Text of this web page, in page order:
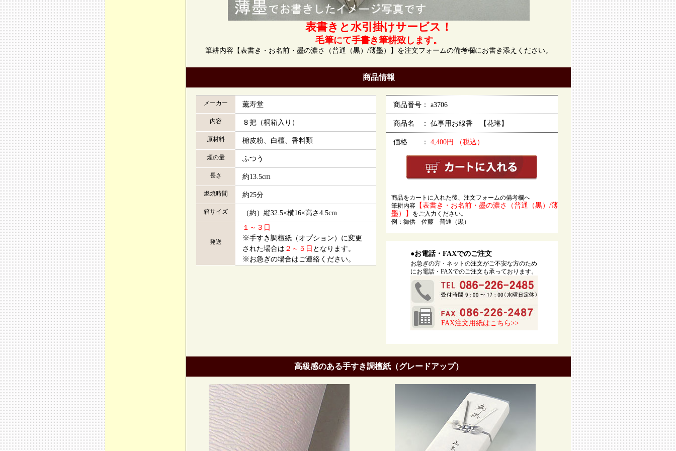
表書きと水引掛けサービス！
毛筆にて手書き筆耕致します。
筆耕内容【表書き・お名前・墨の濃さ（普通（黒）/薄墨）】を注文フォームの備考欄にお書き添えください。
商品情報
メーカー 薫寿堂
内容 ８把（桐箱入り）
原材料 椨皮粉、白檀、香料類
煙の量 ふつう
長さ 約13.5cm
燃焼時間 約25分
箱サイズ （約）縦32.5×横16×高さ4.5cm
発送
１～３日
※手すき調檀紙（オプション）に変更
された場合は ２～５日 となります。
※お急ぎの場合はご連絡ください。
商品番号： a3706
商品名 ： 仏事用お線香 【花琳】
価格 ： 4,400円 （税込）
商品をカートに入れた後、注文フォームの備考欄へ
筆耕内容 【表書き・お名前・墨の濃さ（普通（黒）/薄
墨）】
をご入力ください。
例：御供 佐藤 普通（黒）
●お電話・FAXでのご注文
お急ぎの方・ネットの注文がご不安な方のため
にお電話・FAXでのご注文も承っております。
FAX注文用紙はこちら>>
高級感のある手すき調檀紙（グレードアップ）